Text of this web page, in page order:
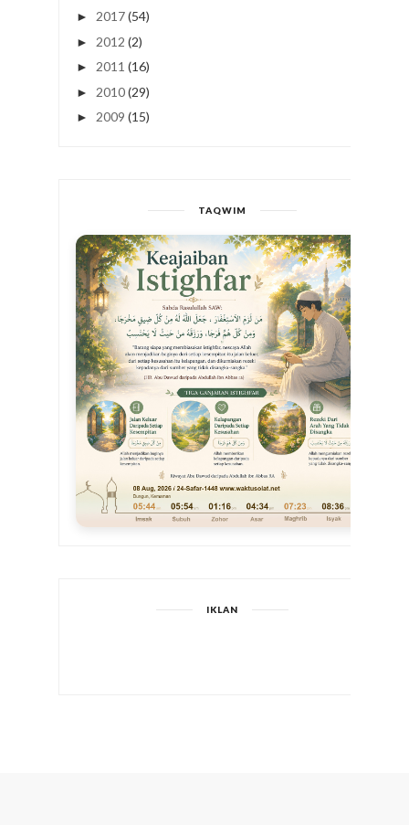
► 2017(54)
► 2012 (2)
► 2011 (16)
► 2010(29)
► 2009 (15)
TAQWIM
IKLAN